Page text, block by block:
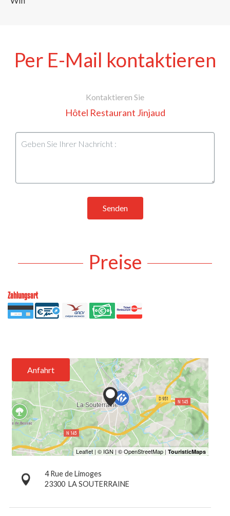
Per E-Mail kontaktieren
Kontaktieren Sie
Hôtel Restaurant Jinjaud
Senden
Preise
Zahlungsart
Anfahrt
4 Rue de Limoges
23300 LA SOUTERRAINE